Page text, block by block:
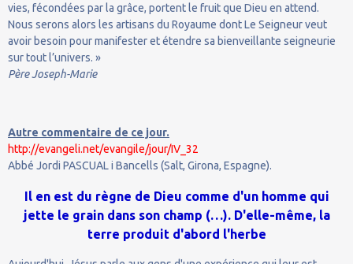
vies, fécondées par la grâce, portent le fruit que Dieu en attend.
Nous serons alors les artisans du Royaume dont Le Seigneur veut
avoir besoin pour manifester et étendre sa bienveillante seigneurie
sur tout l’univers. »
Père Joseph-Marie
Autre commentaire de ce jour.
http://evangeli.net/evangile/jour/IV_32
Abbé Jordi PASCUAL i Bancells (Salt, Girona, Espagne).
Il en est du règne de Dieu comme d'un homme qui
jette le grain dans son champ (…). D'elle-même, la
terre produit d'abord l'herbe